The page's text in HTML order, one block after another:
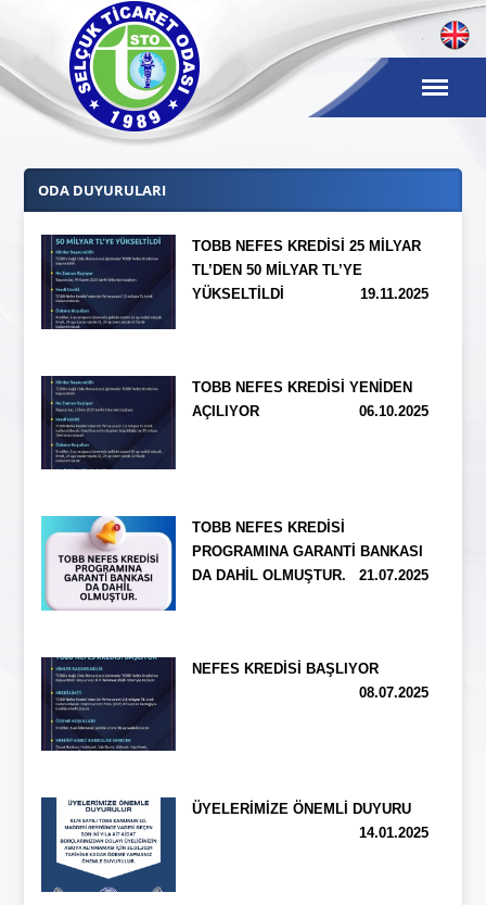
ODA DUYURULARI
TOBB NEFES KREDİSİ 25 MİLYAR
TL’DEN 50 MİLYAR TL’YE
YÜKSELTİLDİ
19.11.2025
TOBB NEFES KREDİSİ YENİDEN
AÇILIYOR
06.10.2025
TOBB NEFES KREDİSİ
PROGRAMINA GARANTİ BANKASI
DA DAHİL OLMUŞTUR.
21.07.2025
NEFES KREDİSİ BAŞLIYOR
08.07.2025
ÜYELERİMİZE ÖNEMLİ DUYURU
14.01.2025